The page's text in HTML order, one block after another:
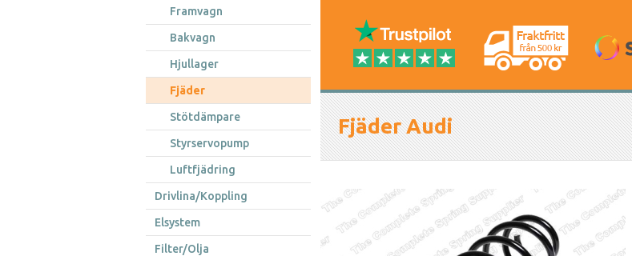
Framvagn
Bakvagn
Hjullager
Fjäder
Stötdämpare
Styrservopump
Luftfjädring
Drivlina/Koppling
Elsystem
Filter/Olja
Fjäder Audi